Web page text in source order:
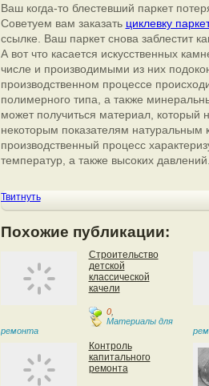
Ваш когда-то блестевший паркет
Советуем вам заказать циклевку
ссылке. Ваш паркет снова заблестит
А вот что касается искусственных
числе и производимыми из них
производственном процессе
полимерного типа, а также
может получиться материал, который
некоторым показателям
производственный процесс
температур, а также высоких
Твитнуть
Похожие публикации:
Строительство
детской
классической
качели
0,
Материалы для
ремонта
Контроль
капитального
ремонта